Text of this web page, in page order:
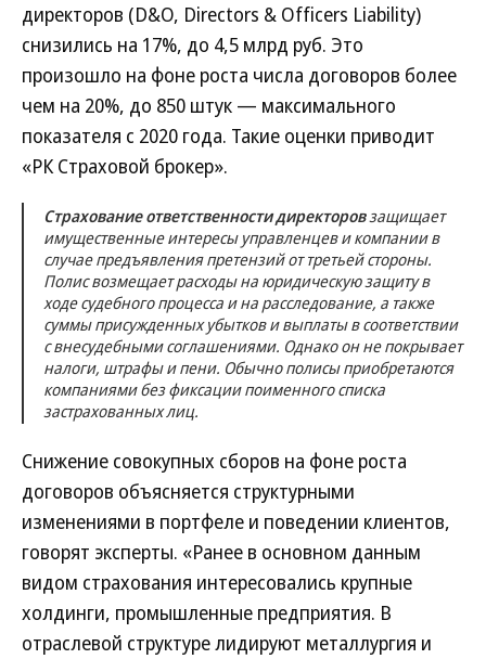
директоров (D&O, Directors & Officers Liability)
снизились на 17%, до 4,5 млрд руб. Это
произошло на фоне роста числа договоров более
чем на 20%, до 850 штук — максимального
показателя с 2020 года. Такие оценки приводит
«РК Страховой брокер».
Страхование ответственности директоровзащищает
имущественные интересы управленцев и компании в
случае предъявления претензий от третьей стороны.
Полис возмещает расходы на юридическую защиту в
ходе судебного процесса и на расследование, а также
суммы присужденных убытков и выплаты в соответствии
с внесудебными соглашениями. Однако он не покрывает
налоги, штрафы и пени. Обычно полисы приобретаются
компаниями без фиксации поименного списка
застрахованных лиц.
Снижение совокупных сборов на фоне роста
договоров объясняется структурными
изменениями в портфеле и поведении клиентов,
говорят эксперты. «Ранее в основном данным
видом страхования интересовались крупные
холдинги, промышленные предприятия. В
отраслевой структуре лидируют металлургия и